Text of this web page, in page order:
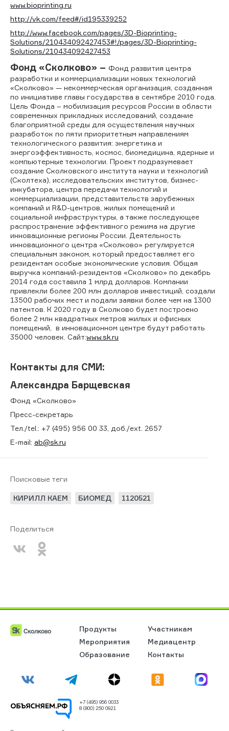
www.bioprinting.ru
http://vk.com/feed#/id195339252
http://www.facebook.com/pages/3D-Bioprinting-
Solutions/210434092427453#!/pages/3D-Bioprinting-
Solutions/210434092427453
Фонд «Сколково» – Фонд развития центра
разработки и коммерциализации новых технологий
«Сколково» — некоммерческая организация, созданная
по инициативе главы государства в сентябре 2010 года.
Цель Фонда – мобилизация ресурсов России в области
современных прикладных исследований, создание
благоприятной среды для осуществления научных
разработок по пяти приоритетным направлениям
технологического развития: энергетика и
энергоэффективность, космос, биомедицина, ядерные и
компьютерные технологии. Проект подразумевает
создание Сколковского института науки и технологий
(Сколтеха), исследовательских институтов, бизнес-
инкубатора, центра передачи технологий и
коммерциализации, представительств зарубежных
компаний и R&D-центров, жилых помещений и
социальной инфраструктуры, а также последующее
распространение эффективного режима на другие
инновационные регионы России. Деятельность
инновационного центра «Сколково» регулируется
специальным законом, который предоставляет его
резидентам особые экономические условия. Общая
выручка компаний-резидентов «Сколково» по декабрь
2014 года составила 1 млрд долларов. Компании
привлекли более 200 млн долларов инвестиций, создали
13500 рабочих мест и подали заявки более чем на 1300
патентов. К 2020 году в Сколково будет построено
более 2 млн квадратных метров жилых и офисных
помещений, в инновационном центре будут работать
35000 человек. Сайт:www.sk.ru
Контакты для СМИ:
Александра Барщевская
Фонд «Сколково»
Пресс-секретарь
Тел./tel.: +7 (495) 956 00 33, доб./ext. 2657
E-mail: ab@sk.ru
Поисковые теги
КИРИЛЛ КАЕМ БИОМЕД 1120521
Поделиться
Продукты
Участникам
Мероприятия
Медиацентр
Образование
Контакты
+7 (495) 956 0033
8 (800) 250 0921